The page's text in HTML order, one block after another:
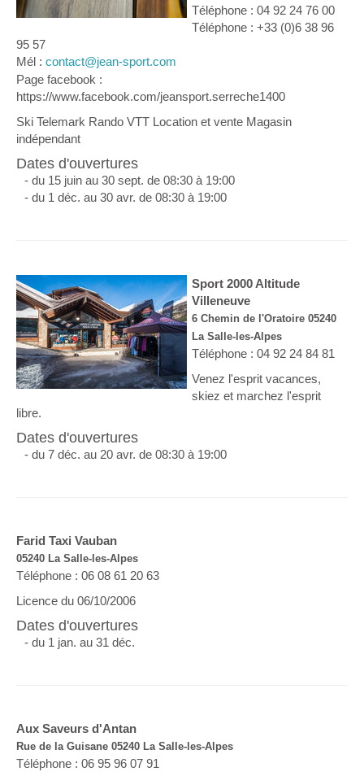
Téléphone : 04 92 24 76 00
Téléphone : +33 (0)6 38 96
95 57
Mél : contact@jean-sport.com
Page facebook :
https://www.facebook.com/jeansport.serreche1400
Ski Telemark Rando VTT Location et vente Magasin
indépendant
Dates d'ouvertures
- du 15 juin au 30 sept. de 08:30 à 19:00
- du 1 déc. au 30 avr. de 08:30 à 19:00
Sport 2000 Altitude
Villeneuve
6 Chemin de l'Oratoire 05240
La Salle-les-Alpes
Téléphone : 04 92 24 84 81
Venez l'esprit vacances,
skiez et marchez l'esprit
libre.
Dates d'ouvertures
- du 7 déc. au 20 avr. de 08:30 à 19:00
Farid Taxi Vauban
05240 La Salle-les-Alpes
Téléphone : 06 08 61 20 63
Licence du 06/10/2006
Dates d'ouvertures
- du 1 jan. au 31 déc.
Aux Saveurs d'Antan
Rue de la Guisane 05240 La Salle-les-Alpes
Téléphone : 06 95 96 07 91